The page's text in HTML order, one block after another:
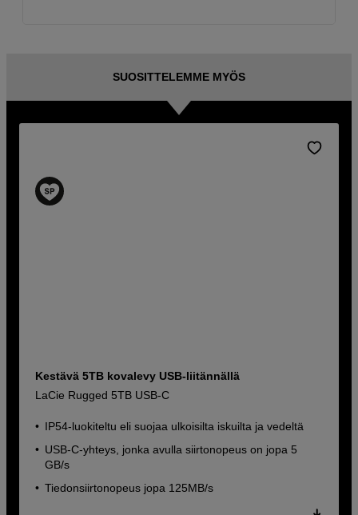
SUOSITTELEMME MYÖS
Kestävä 5TB kovalevy USB-liitännällä
LaCie Rugged 5TB USB-C
IP54-luokiteltu eli suojaa ulkoisilta iskuilta ja vedeltä
USB-C-yhteys, jonka avulla siirtonopeus on jopa 5
GB/s
Tiedonsiirtonopeus jopa 125MB/s